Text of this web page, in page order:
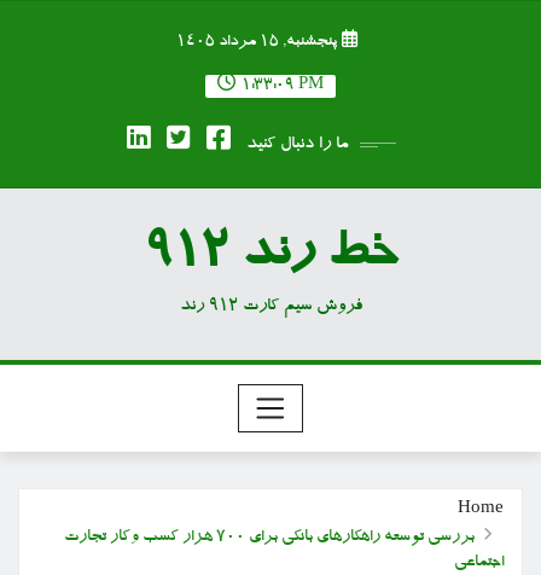
پنجشنبه, ۱۵ مرداد ۱۴۰۵
1:33:10 PM
ما را دنبال کنید
خط رند 912
فروش سیم کارت 912 رند
Home
بررسی توسعه راهکارهای بانکی برای ۷۰۰ هزار کسب وکار تجارت
اجتماعی